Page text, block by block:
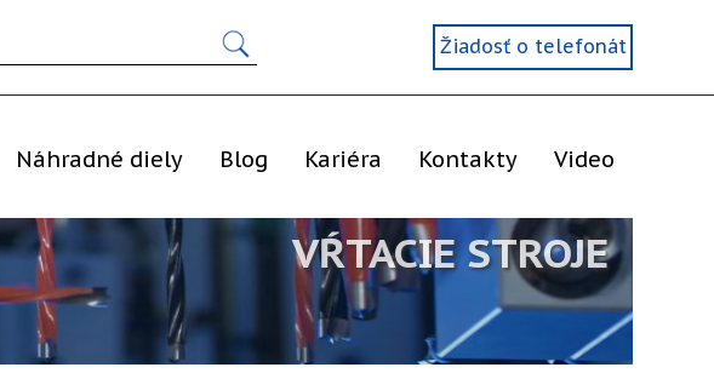
Žiadosť o telefonát
Náhradné diely Blog Kariéra Kontakty Video
VŔTACIE STROJE